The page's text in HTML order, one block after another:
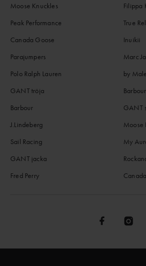
Moose Knuckles
Peak Performance
Canada Goose
Parajumpers
Polo Ralph Lauren
GANT tröja
Barbour
J.Lindeberg
Sail Racing
GANT jacka
Fred Perry
Filippa
True
Inuikii
Marc
by
Barbour
GANT
Moose
My